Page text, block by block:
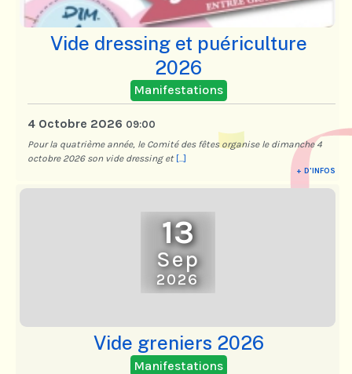
Vide dressing et puériculture
2026
Manifestations
4 Octobre 2026 09:00
Pour la quatrième année, le Comité des fêtes organise le dimanche 4
octobre 2026 son vide dressing et [...]
+ D'INFOS
13
Sep
2026
Vide greniers 2026
Manifestations